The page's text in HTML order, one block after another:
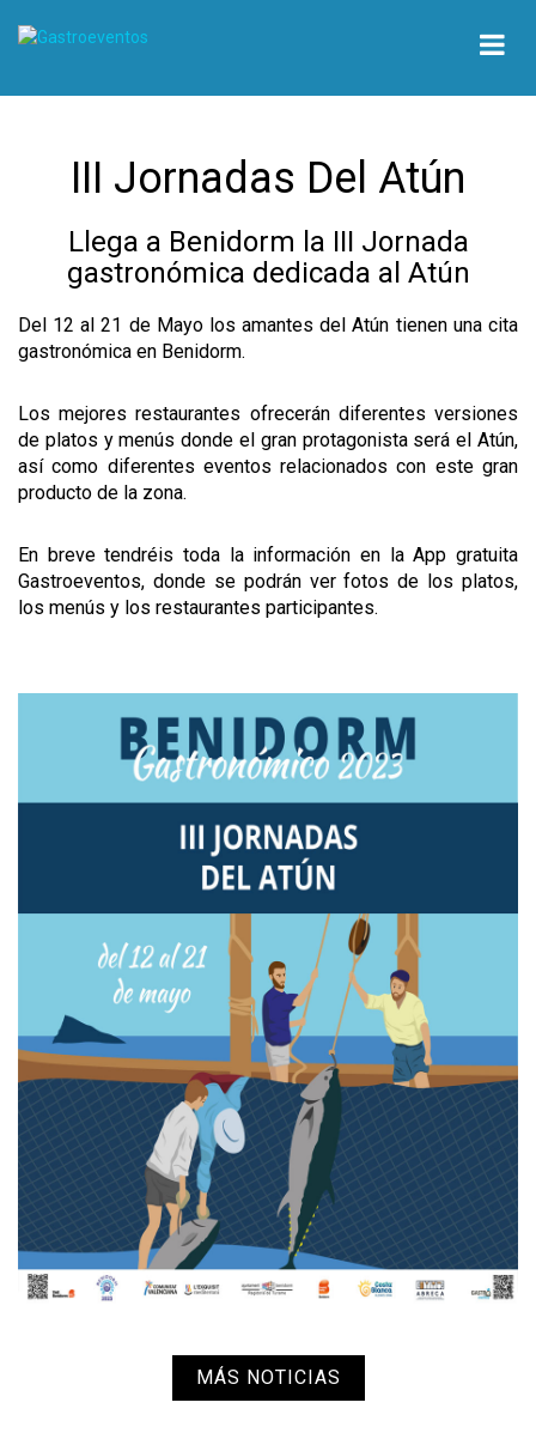
III Jornadas Del Atún
Llega a Benidorm la III Jornada
gastronómica dedicada al Atún
Del 12 al 21 de Mayo los amantes del Atún tienen una cita
gastronómica en Benidorm.
Los mejores restaurantes ofrecerán diferentes versiones
de platos y menús donde el gran protagonista será el Atún,
así como diferentes eventos relacionados con este gran
producto de la zona.
En breve tendréis toda la información en la App gratuita
Gastroeventos, donde se podrán ver fotos de los platos,
los menús y los restaurantes participantes.
MÁS NOTICIAS